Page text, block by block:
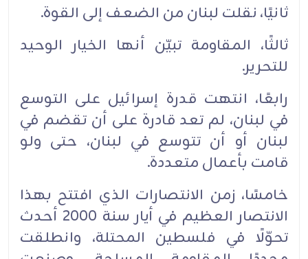
ثانيًا، نقلت لبنان من الضعف إلى القوة.‏
ثالثًا، المقاومة تبيّن أنها الخيار الوحيد
للتحرير.‏
رابعًا، انتهت قدرة إسرائيل على التوسع
في لبنان، لم تعد قادرة على أن تقضم في
لبنان أو أن تتوسع في ‏لبنان، حتى ولو
قامت بأعمال متعددة.‏
خامسًا، زمن الانتصارات الذي افتتح بهذا
الانتصار العظيم في أيار سنة 2000 أحدث
تحوّلًا في فلسطين ‏المحتلة، وانطلقت